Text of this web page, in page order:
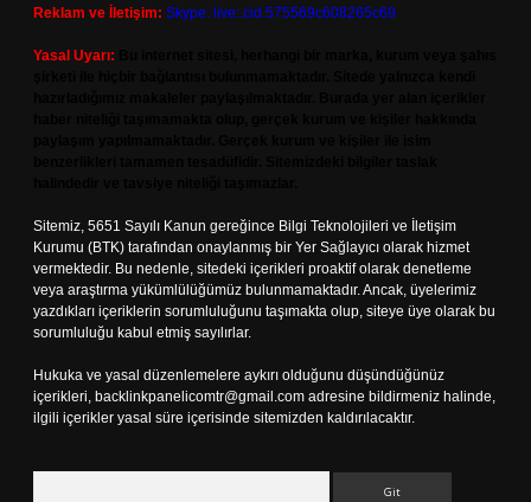
Reklam ve İletişim: Skype: live:.cid.575569c608265c69
Yasal Uyarı:
Sitemiz, 5651 Sayılı Kanun gereğince Bilgi Teknolojileri ve İletişim
Kurumu (BTK) tarafından onaylanmış bir Yer Sağlayıcı olarak hizmet
vermektedir. Bu nedenle, sitedeki içerikleri proaktif olarak denetleme
veya araştırma yükümlülüğümüz bulunmamaktadır. Ancak, üyelerimiz
yazdıkları içeriklerin sorumluluğunu taşımakta olup, siteye üye olarak bu
sorumluluğu kabul etmiş sayılırlar.
Hukuka ve yasal düzenlemelere aykırı olduğunu düşündüğünüz
içerikleri, backlinkpanelicomtr@gmail.com adresine bildirmeniz halinde,
ilgili içerikler yasal süre içerisinde sitemizden kaldırılacaktır.